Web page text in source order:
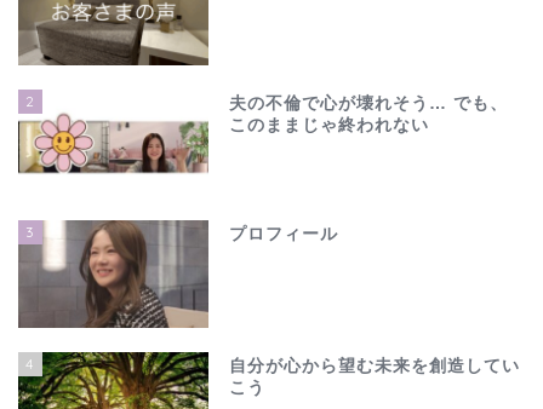
2
夫の不倫で心が壊れそう… でも、
このままじゃ終われない
3 プロフィール
4
自分が心から望む未来を創造してい
こう